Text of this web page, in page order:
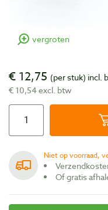
vergroten
€ 12,75 (per stuk) incl.
€ 10,54 excl. btw
Niet op voorraad,
Of gratis